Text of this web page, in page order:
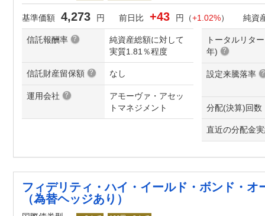
基準価額 4,273 円 前日比 +43 円（+1.02%） 純資
信託報酬率
純資産総額に対して
実質1.81％程度
信託財産留保額 なし
運用会社
アモーヴァ・アセッ
トマネジメント
トータルリタ
年)
設定来騰落率
分配(決算)回数
直近の分配金
フィデリティ・ハイ・イールド・ボンド・
（為替ヘッジあり）